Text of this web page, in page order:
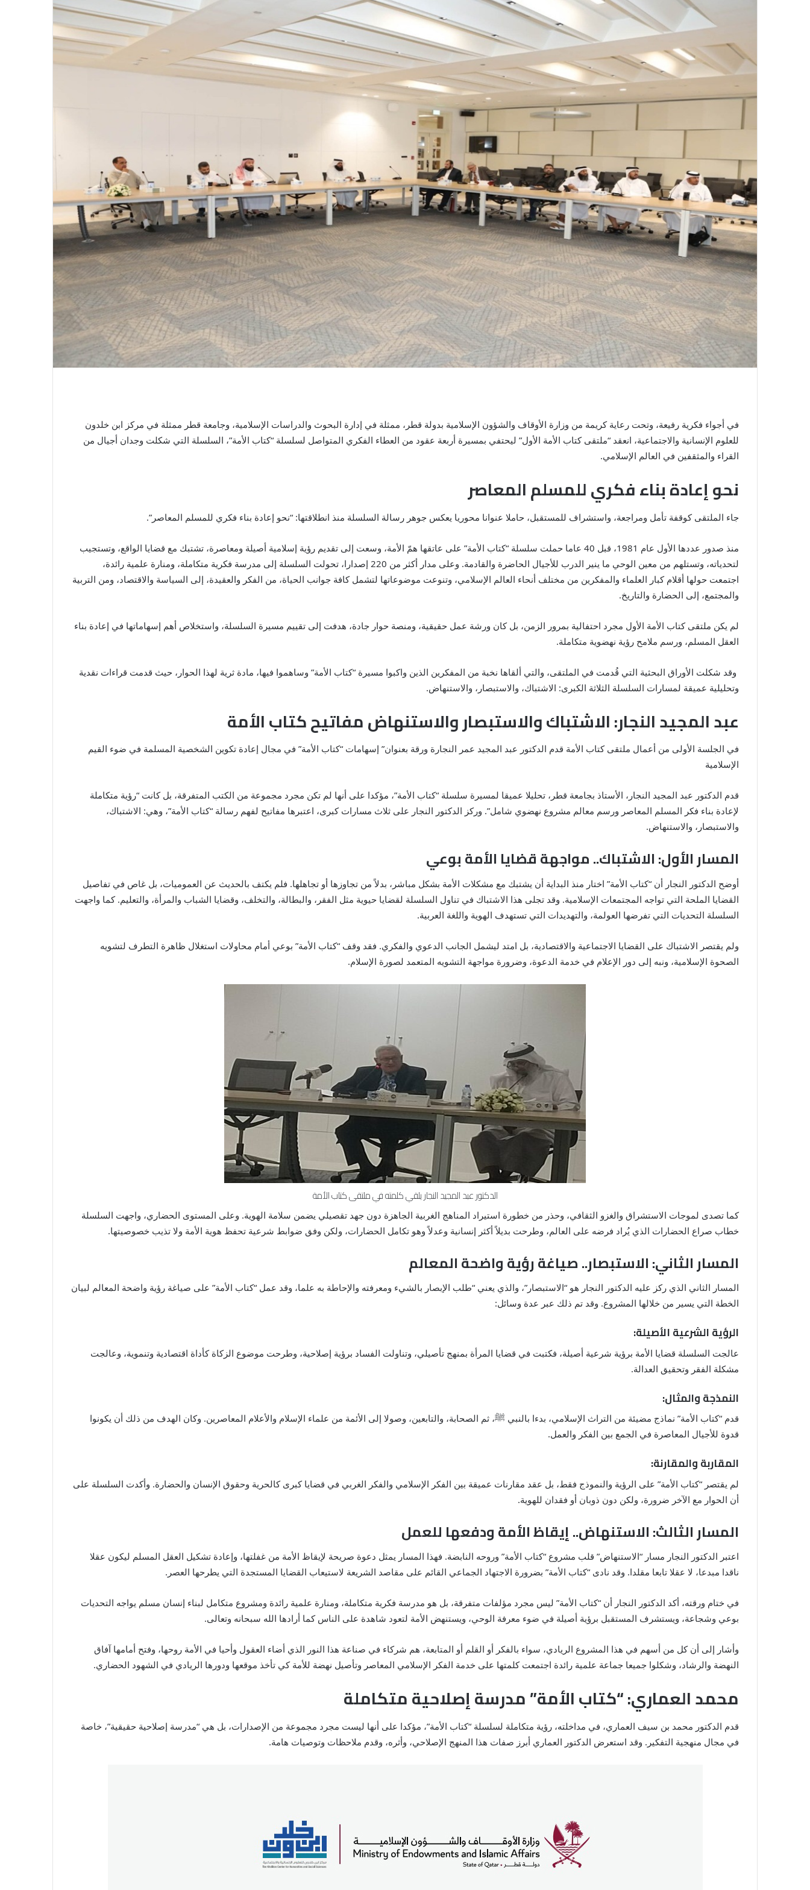
في أجواء فكرية رفيعة، وتحت رعاية كريمة من وزارة الأوقاف والشؤون الإسلامية بدولة قطر، ممثلة في إدارة البحوث والدراسات الإسلامية، وجامعة قطر ممثلة في مركز ابن خلدون
للعلوم الإنسانية والاجتماعية، انعقد “ملتقى كتاب الأمة الأول” ليحتفي بمسيرة أربعة عقود من العطاء الفكري المتواصل لسلسلة “كتاب الأمة”، السلسلة التي شكلت وجدان أجيال من
القراء والمثقفين في العالم الإسلامي.
نحو إعادة بناء فكري للمسلم المعاصر
جاء الملتقى كوقفة تأمل ومراجعة، واستشراف للمستقبل، حاملا عنوانا محوريا يعكس جوهر رسالة السلسلة منذ انطلاقتها: “نحو إعادة بناء فكري للمسلم المعاصر”.
منذ صدور عددها الأول عام 1981، قبل 40 عاما حملت سلسلة “كتاب الأمة” على عاتقها همّ الأمة، وسعت إلى تقديم رؤية إسلامية أصيلة ومعاصرة، تشتبك مع قضايا الواقع، وتستجيب
لتحدياته، وتستلهم من معين الوحي ما ينير الدرب للأجيال الحاضرة والقادمة. وعلى مدار أكثر من 220 إصدارا، تحولت السلسلة إلى مدرسة فكرية متكاملة، ومنارة علمية رائدة،
اجتمعت حولها أقلام كبار العلماء والمفكرين من مختلف أنحاء العالم الإسلامي، وتنوعت موضوعاتها لتشمل كافة جوانب الحياة، من الفكر والعقيدة، إلى السياسة والاقتصاد، ومن التربية
والمجتمع، إلى الحضارة والتاريخ.
لم يكن ملتقى كتاب الأمة الأول مجرد احتفالية بمرور الزمن، بل كان ورشة عمل حقيقية، ومنصة حوار جادة، هدفت إلى تقييم مسيرة السلسلة، واستخلاص أهم إسهاماتها في إعادة بناء
العقل المسلم، ورسم ملامح رؤية نهضوية متكاملة.
وقد شكلت الأوراق البحثية التي قُدمت في الملتقى، والتي ألقاها نخبة من المفكرين الذين واكبوا مسيرة “كتاب الأمة” وساهموا فيها، مادة ثرية لهذا الحوار، حيث قدمت قراءات نقدية
وتحليلية عميقة لمسارات السلسلة الثلاثة الكبرى: الاشتباك، والاستبصار، والاستنهاض.
عبد المجيد النجار: الاشتباك والاستبصار والاستنهاض مفاتيح كتاب الأمة
في الجلسة الأولى من أعمال ملتقى كتاب الأمة قدم الدكتور عبد المجيد عمر النجارة ورقة بعنوان” إسهامات “كتاب الأمة” في مجال إعادة تكوين الشخصية المسلمة في ضوء القيم
الإسلامية
قدم الدكتور عبد المجيد النجار، الأستاذ بجامعة قطر، تحليلا عميقا لمسيرة سلسلة “كتاب الأمة”، مؤكدا على أنها لم تكن مجرد مجموعة من الكتب المتفرقة، بل كانت “رؤية متكاملة
لإعادة بناء فكر المسلم المعاصر ورسم معالم مشروع نهضوي شامل”. وركز الدكتور النجار على ثلاث مسارات كبرى، اعتبرها مفاتيح لفهم رسالة “كتاب الأمة”، وهي: الاشتباك،
والاستبصار، والاستنهاض.
المسار الأول: الاشتباك.. مواجهة قضايا الأمة بوعي
أوضح الدكتور النجار أن “كتاب الأمة” اختار منذ البداية أن يشتبك مع مشكلات الأمة بشكل مباشر، بدلاً من تجاوزها أو تجاهلها. فلم يكتف بالحديث عن العموميات، بل غاص في تفاصيل
القضايا الملحة التي تواجه المجتمعات الإسلامية. وقد تجلى هذا الاشتباك في تناول السلسلة لقضايا حيوية مثل الفقر، والبطالة، والتخلف، وقضايا الشباب والمرأة، والتعليم. كما واجهت
السلسلة التحديات التي تفرضها العولمة، والتهديدات التي تستهدف الهوية واللغة العربية.
ولم يقتصر الاشتباك على القضايا الاجتماعية والاقتصادية، بل امتد ليشمل الجانب الدعوي والفكري. فقد وقف “كتاب الأمة” بوعي أمام محاولات استغلال ظاهرة التطرف لتشويه
الصحوة الإسلامية، ونبه إلى دور الإعلام في خدمة الدعوة، وضرورة مواجهة التشويه المتعمد لصورة الإسلام.
الدكتور عبد المجيد النجار يلقي كلمته في ملتقى كتاب الأمة
كما تصدى لموجات الاستشراق والغزو الثقافي، وحذر من خطورة استيراد المناهج الغربية الجاهزة دون جهد تقصيلي يضمن سلامة الهوية. وعلى المستوى الحضاري، واجهت السلسلة
خطاب صراع الحضارات الذي يُراد فرضه على العالم، وطرحت بديلاً أكثر إنسانية وعدلاً وهو تكامل الحضارات، ولكن وفق ضوابط شرعية تحفظ هوية الأمة ولا تذيب خصوصيتها.
المسار الثاني: الاستبصار.. صياغة رؤية واضحة المعالم
المسار الثاني الذي ركز عليه الدكتور النجار هو “الاستبصار”، والذي يعني “طلب الإبصار بالشيء ومعرفته والإحاطة به علما، وقد عمل “كتاب الأمة” على صياغة رؤية واضحة المعالم لبيان
الخطة التي يسير من خلالها المشروع. وقد تم ذلك عبر عدة وسائل:
الرؤية الشرعية الأصيلة:
عالجت السلسلة قضايا الأمة برؤية شرعية أصيلة، فكتبت في قضايا المرأة بمنهج تأصيلي، وتناولت الفساد برؤية إصلاحية، وطرحت موضوع الزكاة كأداة اقتصادية وتنموية، وعالجت
مشكلة الفقر وتحقيق العدالة.
النمذجة والمثال:
قدم “كتاب الأمة” نماذج مضيئة من التراث الإسلامي، بدءا بالنبي ﷺ، ثم الصحابة، والتابعين، وصولا إلى الأئمة من علماء الإسلام والأعلام المعاصرين. وكان الهدف من ذلك أن يكونوا
قدوة للأجيال المعاصرة في الجمع بين الفكر والعمل.
المقاربة والمقارنة:
لم يقتصر “كتاب الأمة” على الرؤية والنموذج فقط، بل عقد مقارنات عميقة بين الفكر الإسلامي والفكر الغربي في قضايا كبرى كالحرية وحقوق الإنسان والحضارة. وأكدت السلسلة على
أن الحوار مع الآخر ضرورة، ولكن دون ذوبان أو فقدان للهوية.
المسار الثالث: الاستنهاض.. إيقاظ الأمة ودفعها للعمل
اعتبر الدكتور النجار مسار “الاستنهاض” قلب مشروع “كتاب الأمة” وروحه النابضة. فهذا المسار يمثل دعوة صريحة لإيقاظ الأمة من غفلتها، وإعادة تشكيل العقل المسلم ليكون عقلا
ناقدا مبدعا، لا عقلا تابعا مقلدا. وقد نادى “كتاب الأمة” بضرورة الاجتهاد الجماعي القائم على مقاصد الشريعة لاستيعاب القضايا المستجدة التي يطرحها العصر.
في ختام ورقته، أكد الدكتور النجار أن “كتاب الأمة” ليس مجرد مؤلفات متفرقة، بل هو مدرسة فكرية متكاملة، ومنارة علمية رائدة ومشروع متكامل لبناء إنسان مسلم يواجه التحديات
بوعي وشجاعة، ويستشرف المستقبل برؤية أصيلة في ضوء معرفة الوحي، ويستنهض الأمة لتعود شاهدة على الناس كما أرادها الله سبحانه وتعالى.
وأشار إلى أن كل من أسهم في هذا المشروع الريادي، سواء بالفكر أو القلم أو المتابعة، هم شركاء في صناعة هذا النور الذي أضاء العقول وأحيا في الأمة روحها، وفتح أمامها آفاق
النهضة والرشاد، وشكلوا جميعا جماعة علمية رائدة اجتمعت كلمتها على خدمة الفكر الإسلامي المعاصر وتأصيل نهضة للأمة كي تأخذ موقعها ودورها الريادي في الشهود الحضاري.
محمد العماري: “كتاب الأمة” مدرسة إصلاحية متكاملة
قدم الدكتور محمد بن سيف العماري، في مداخلته، رؤية متكاملة لسلسلة “كتاب الأمة”، مؤكدا على أنها ليست مجرد مجموعة من الإصدارات، بل هي “مدرسة إصلاحية حقيقية”، خاصة
في مجال منهجية التفكير. وقد استعرض الدكتور العماري أبرز صفات هذا المنهج الإصلاحي، وأثره، وقدم ملاحظات وتوصيات هامة.